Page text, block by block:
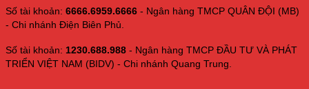
Số tài khoản: 6666.6959.6666 - Ngân hàng TMCP QUÂN ĐỘI (MB)
- Chi nhánh Điện Biên Phủ.
Số tài khoản: 1230.688.988 - Ngân hàng TMCP ĐẦU TƯ VÀ PHÁT
TRIỂN VIỆT NAM (BIDV) - Chi nhánh Quang Trung.